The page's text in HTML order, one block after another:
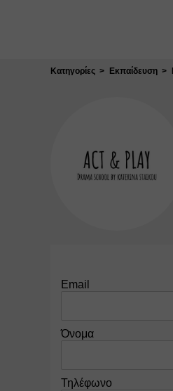
Κατηγορίες Εκπαίδευση
Email
Όνομα
Τηλέφωνο